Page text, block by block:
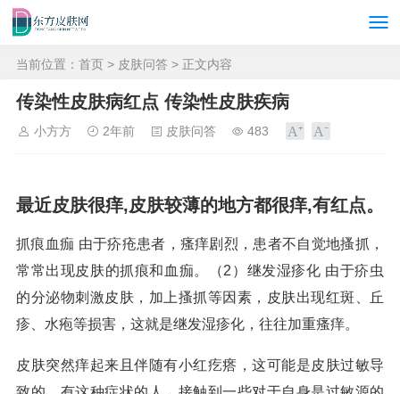
当前位置： 首页 > 皮肤问答 > 正文内容
传染性皮肤病红点 传染性皮肤疾病
小方方 2年前 皮肤问答 483
最近皮肤很痒,皮肤较薄的地方都很痒,有红点。
抓痕血痂 由于疥疮患者，瘙痒剧烈，患者不自觉地搔抓，
常常出现皮肤的抓痕和血痂。（2）继发湿疹化 由于疥虫
的分泌物刺激皮肤，加上搔抓等因素，皮肤出现红斑、丘
疹、水疱等损害，这就是继发湿疹化，往往加重瘙痒。
皮肤突然痒起来且伴随有小红疙瘩，这可能是皮肤过敏导